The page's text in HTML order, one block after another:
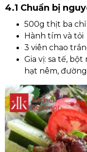
4.1 Chuẩn bị
500g thịt ba chỉ
Hành tím và tỏi
3 viên chao
Gia vị: sa tế,
hạt nêm, đường